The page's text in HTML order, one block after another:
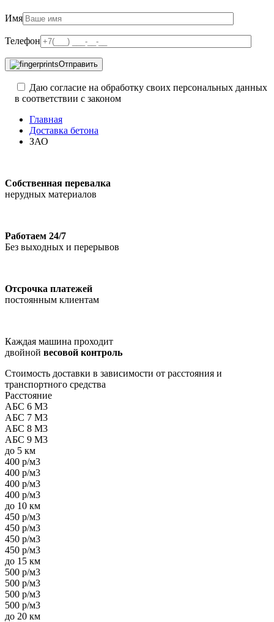
Имя
Телефон
Отправить
Даю согласие на обработку своих персональных данных
в соответствии с законом
Главная
Доставка бетона
ЗАО
Собственная перевалка
нерудных материалов
Работаем 24/7
Без выходных и перерывов
Отсрочка платежей
постоянным клиентам
Каждая машина проходит
двойной весовой контроль
Стоимость доставки в зависимости от расстояния и
транспортного средства
Расстояние
АБС 6 М3
АБС 7 М3
АБС 8 М3
АБС 9 М3
до 5 км
400 р/м3
400 р/м3
400 р/м3
400 р/м3
до 10 км
450 р/м3
450 р/м3
450 р/м3
450 р/м3
до 15 км
500 р/м3
500 р/м3
500 р/м3
500 р/м3
до 20 км